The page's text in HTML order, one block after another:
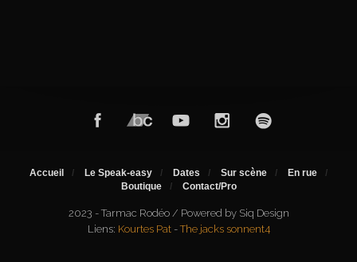
Accueil Le Speak-easy Dates Sur scène
En rue
Boutique
Contact/Pro
2023 - Tarmac Rodéo / Powered by Siq Design
Liens: Kourtes Pat-The jacks sonnent4